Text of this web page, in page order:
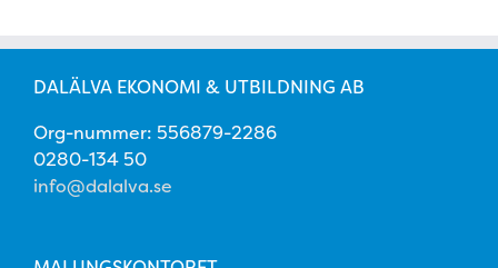
DALÄLVA EKONOMI & UTBILDNING AB
Org-nummer: 556879-2286
0280-134 50
info@dalalva.se